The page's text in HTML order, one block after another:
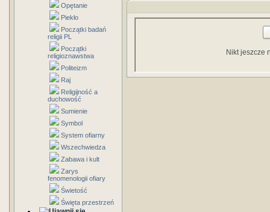
Opętanie
Piekło
Początki badań
religii PL
Początki
religioznawstwa
Politeizm
Raj
Religijność a
duchowość
Sumienie
Symbol
System ofiarny
Wszechwiedza
Zabawa i kult
Zarys
fenomenologii ofiary
Świetość
Święta przestrzeń
Nikt jeszcze